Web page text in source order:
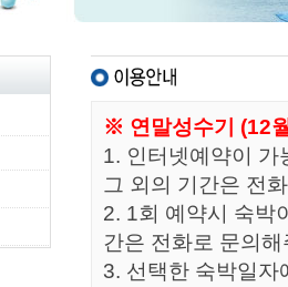
※ 연말성수기 (12
1. 인터넷예약이
그 외의 기간은 전
2. 1회 예약시 숙박
간은 전화로 문의해
3. 선택한 숙박일자